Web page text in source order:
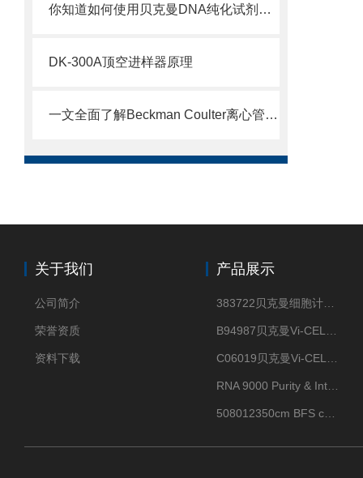
你知道如何使用贝克曼DNA纯化试剂盒从动物组织中提取基因组DNA吗？
DK-300A顶空进样器原理
一文全面了解Beckman Coulter离心管，就是这么简单
关于我们
公司简介
荣誉资质
资料下载
产品展示